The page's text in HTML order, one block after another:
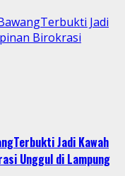
Jadi
Birokrasi
Jadi Kawah
Unggul di Lampung